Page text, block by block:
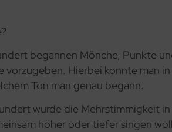
begannen Mönche, Punkte
vorzugeben. Hierbei konnte man
Ton man genau begann.
wurde die Mehrstimmigkeit
höher oder tiefer singen